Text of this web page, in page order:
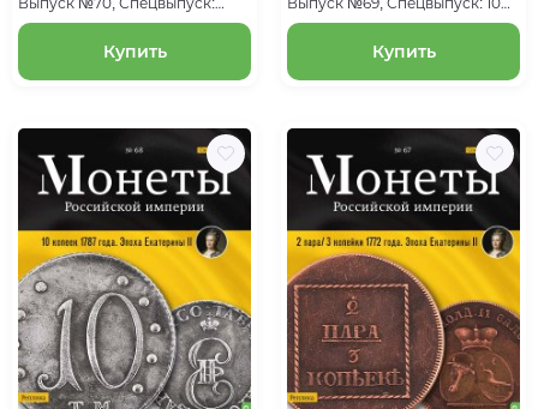
Двойной абаз 1818 года. Эпоха
Александра IКупить
злотых 1820 года. Эпоха
Александра IКупить